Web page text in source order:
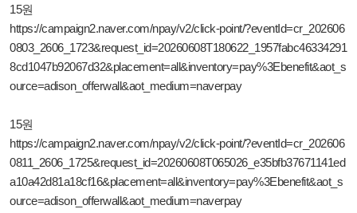
15원
https://campaign2.naver.com/npay/v2/click-point/?eventId=cr_202606
0803_2606_1723&request_id=20260608T180622_1957fabc46334291
8cd1047b92067d32&placement=all&inventory=pay%3Ebenefit&aot_s
ource=adison_offerwall&aot_medium=naverpay
15원
https://campaign2.naver.com/npay/v2/click-point/?eventId=cr_202606
0811_2606_1725&request_id=20260608T065026_e35bfb37671141ed
a10a42d81a18cf16&placement=all&inventory=pay%3Ebenefit&aot_s
ource=adison_offerwall&aot_medium=naverpay